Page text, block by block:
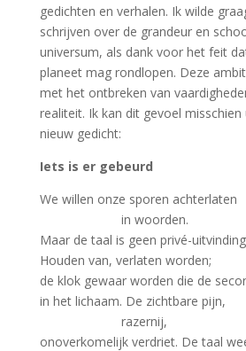
gedichten en verhalen. Ik wilde
schrijven over de grandeur en
universum, als dank voor het feit
planeet mag rondlopen. Deze
met het ontbreken van
realiteit. Ik kan dit gevoel
nieuw gedicht:
Iets is er gebeurd
We willen onze sporen achterlaten
in woorden.
Maar de taal is geen privé-
Houden van, verlaten worden;
de klok gewaar worden die de
in het lichaam. De zichtbare pijn,
razernij,
onoverkomelijk verdriet. De taal